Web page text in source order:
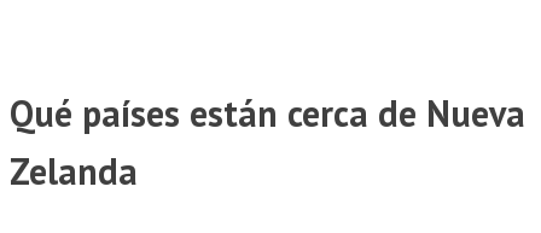
Qué países están cerca de Nueva
Zelanda